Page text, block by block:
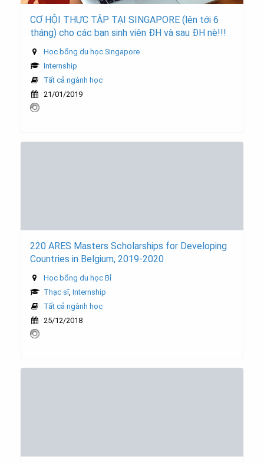
CƠ HỘI THỰC TẬP TẠI SINGAPORE (lên tới 6
tháng) cho các bạn sinh viên ĐH và sau ĐH nè!!!
Học bổng du học Singapore
Internship
Tất cả ngành học
21/01/2019
220 ARES Masters Scholarships for Developing
Countries in Belgium, 2019-2020
Học bổng du học Bỉ
Thạc sĩ, Internship
Tất cả ngành học
25/12/2018